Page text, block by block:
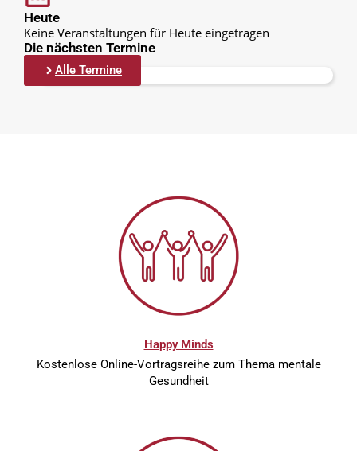
Heute
Keine Veranstaltungen für Heute eingetragen
Die nächsten Termine
Keine Einträge
Alle Termine
Happy Minds
Kostenlose Online-Vortragsreihe zum Thema mentale
Gesundheit